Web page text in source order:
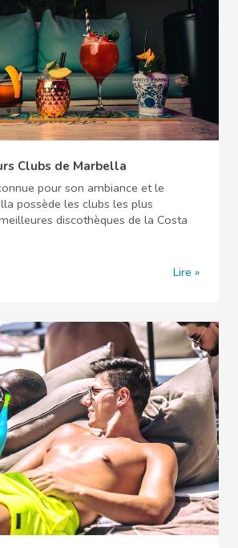
Clubs de Marbella
pour son ambiance et le
possède les clubs les plus
discothèques de la Costa
Lire